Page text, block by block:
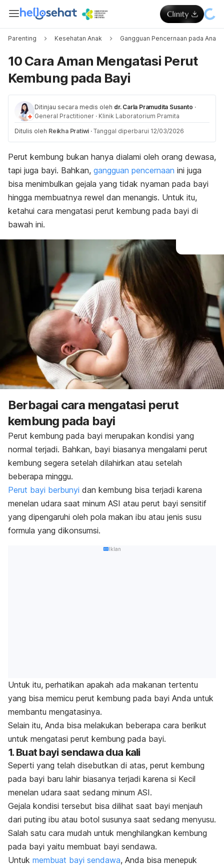
Parenting Kesehatan Anak Gangguan Pencernaan pada Anak
10 Cara Aman Mengatasi Perut
Kembung pada Bayi
Ditinjau secara medis oleh dr. Carla Pramudita Susanto ·
General Practitioner · Klinik Laboratorium Pramita
Ditulis oleh Reikha Pratiwi · Tanggal diperbarui 12/03/2026
Perut kembung bukan hanya dialami oleh orang dewasa,
tapi juga bayi. Bahkan, gangguan pencernaan ini juga
bisa menimbulkan gejala yang tidak nyaman pada bayi
hingga membuatnya rewel dan menangis. Untuk itu,
ketahui cara mengatasi perut kembung pada bayi di
bawah ini.
Berbagai cara mengatasi perut
kembung pada bayi
Perut kembung pada bayi merupakan kondisi yang
normal terjadi. Bahkan, bayi biasanya mengalami perut
kembung segera setelah dilahirkan atau setelah
beberapa minggu.
Perut bayi berbunyi dan kembung bisa terjadi karena
menelan udara saat minum ASI atau perut bayi sensitif
yang dipengaruhi oleh pola makan ibu atau jenis susu
formula yang dikonsumsi.
Iklan
Untuk itu, perhatikan apakah ada makanan tertentu
yang bisa memicu perut kembung pada bayi Anda untuk
membantu mengatasinya.
Selain itu, Anda bisa melakukan beberapa cara berikut
untuk mengatasi perut kembung pada bayi.
1. Buat bayi sendawa dua kali
Seperti yang telah disebutkan di atas, perut kembung
pada bayi baru lahir biasanya terjadi karena si Kecil
menelan udara saat sedang minum ASI.
Gejala kondisi tersebut bisa dilihat saat bayi menjauh
dari puting ibu atau botol susunya saat sedang menyusu.
Salah satu cara mudah untuk menghilangkan kembung
pada bayi yaitu membuat bayi sendawa.
Untuk membuat bayi sendawa, Anda bisa menepuk